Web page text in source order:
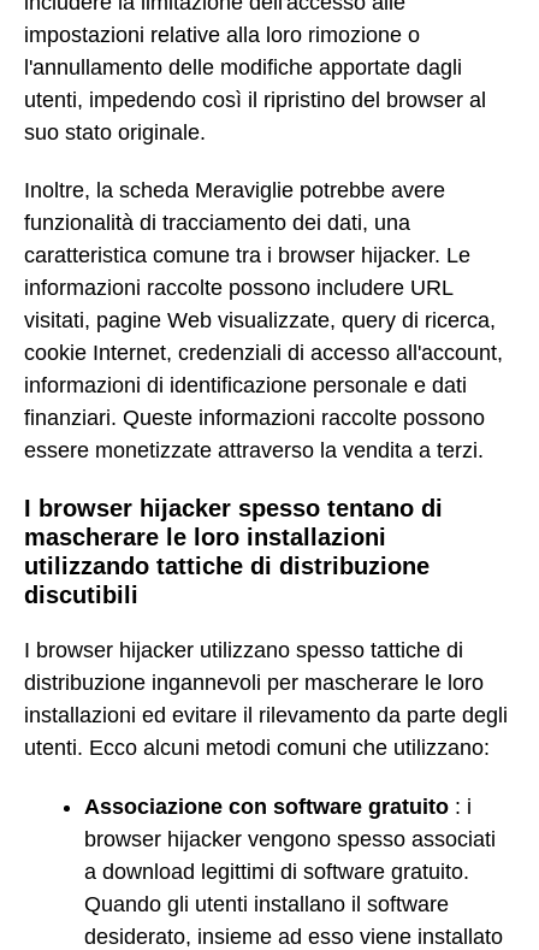
impostazioni relative alla loro rimozione o
l'annullamento delle modifiche apportate dagli
utenti, impedendo così il ripristino del browser al
suo stato originale.
Inoltre, la scheda Meraviglie potrebbe avere
funzionalità di tracciamento dei dati, una
caratteristica comune tra i browser hijacker. Le
informazioni raccolte possono includere URL
visitati, pagine Web visualizzate, query di ricerca,
cookie Internet, credenziali di accesso all'account,
informazioni di identificazione personale e dati
finanziari. Queste informazioni raccolte possono
essere monetizzate attraverso la vendita a terzi.
I browser hijacker spesso tentano di
mascherare le loro installazioni
utilizzando tattiche di distribuzione
discutibili
I browser hijacker utilizzano spesso tattiche di
distribuzione ingannevoli per mascherare le loro
installazioni ed evitare il rilevamento da parte degli
utenti. Ecco alcuni metodi comuni che utilizzano:
Associazione con software gratuito : i
browser hijacker vengono spesso associati
a download legittimi di software gratuito.
Quando gli utenti installano il software
desiderato, insieme ad esso viene installato